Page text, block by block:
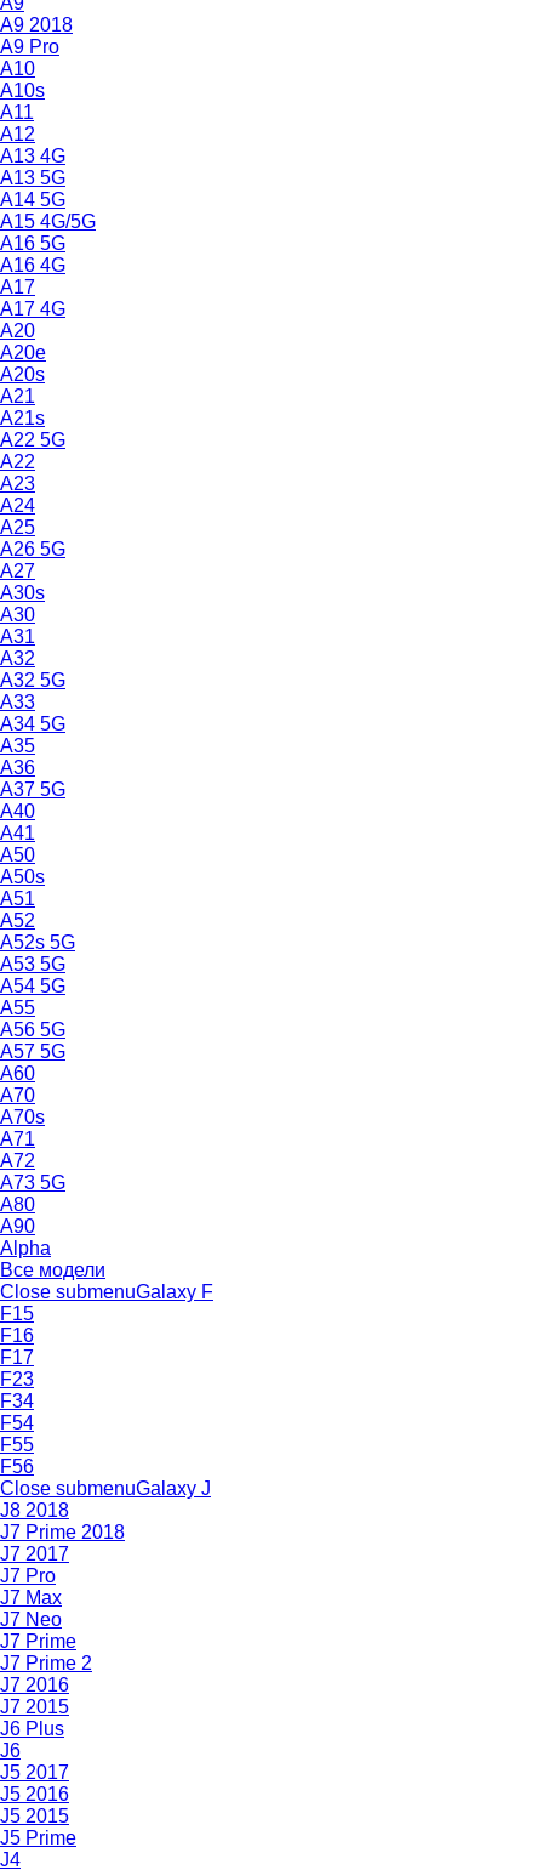
A9 2018
A9 Pro
A10
A10s
A11
A12
A13 4G
A13 5G
A14 5G
A15 4G/5G
A16 5G
A16 4G
A17
A17 4G
A20
A20e
A20s
A21
A21s
A22 5G
A22
A23
A24
A25
A26 5G
A27
A30s
A30
A31
A32
A32 5G
A33
A34 5G
A35
A36
A37 5G
A40
A41
A50
A50s
A51
A52
A52s 5G
A53 5G
A54 5G
A55
A56 5G
A57 5G
A60
A70
A70s
A71
A72
A73 5G
A80
A90
Alpha
Все модели
Close submenuGalaxy F
F15
F16
F17
F23
F34
F54
F55
F56
Close submenuGalaxy J
J8 2018
J7 Prime 2018
J7 2017
J7 Pro
J7 Max
J7 Neo
J7 Prime
J7 Prime 2
J7 2016
J7 2015
J6 Plus
J6
J5 2017
J5 2016
J5 2015
J5 Prime
J4